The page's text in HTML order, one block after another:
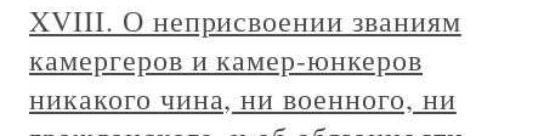
XVIII. О неприсвоении званиям
камергеров и камер-юнкеров
никакого чина, ни военного, ни